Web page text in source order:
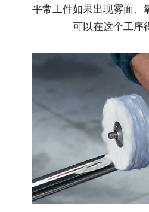
平常工件如果出现雾面、
可以在这个工序